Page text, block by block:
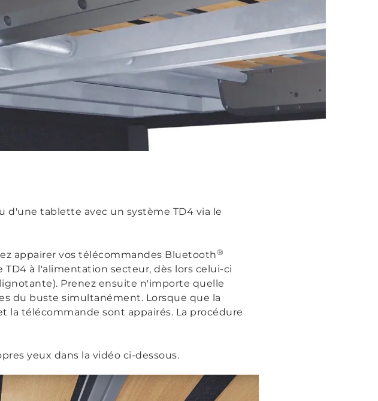
d'une tablette avec un système TD4 via le
appairer vos télécommandes Bluetooth®
TD4 à l'alimentation secteur, dès lors celui-ci
Prenez ensuite n'importe quelle
du buste simultanément. Lorsque que la
télécommande sont appairés. La procédure
yeux dans la vidéo ci-dessous.